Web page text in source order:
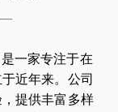
—
一家专注于在
近年来。公司
提供丰富多样